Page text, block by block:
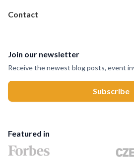
Contact
Join our newsletter
Receive the newest blog posts, event
Featured in